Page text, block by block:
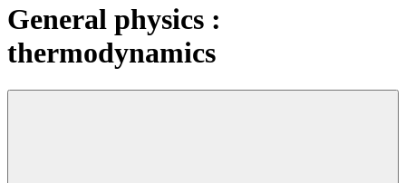
General physics :
thermodynamics